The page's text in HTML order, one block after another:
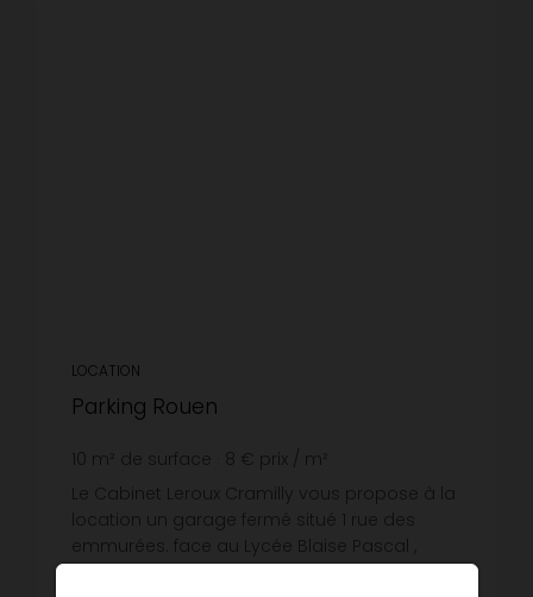
LOCATION
Parking Rouen
10 m² de surface 8 € prix / m²
Le Cabinet Leroux Cramilly vous propose à la
location un garage fermé situé 1 rue des
emmurées. face au Lycée Blaise Pascal ,
disponible à compter du 1 août. Les